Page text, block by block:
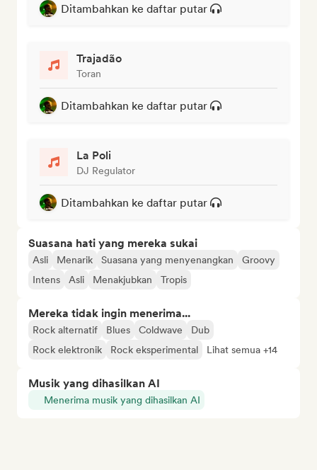
Ditambahkan ke daftar putar
Trajadão
Toran
Ditambahkan ke daftar putar
La Poli
DJ Regulator
Ditambahkan ke daftar putar
Suasana hati yang mereka sukai
Asli Menarik Suasana yang menyenangkan
Groovy
Intens
Asli Menakjubkan Tropis
Mereka tidak ingin menerima...
Rock alternatif Blues Coldwave
Dub
Rock elektronik
Rock eksperimental Lihat semua +14
Musik yang dihasilkan AI
Menerima musik yang dihasilkan AI